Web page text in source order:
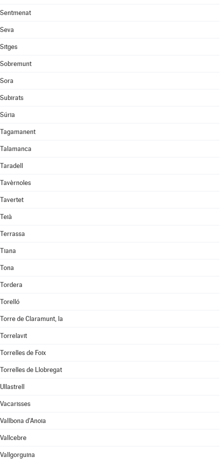
Sentmenat
Seva
Sitges
Sobremunt
Sora
Subirats
Súria
Tagamanent
Talamanca
Taradell
Tavèrnoles
Tavertet
Teià
Terrassa
Tiana
Tona
Tordera
Torelló
Torre de Claramunt, la
Torrelavit
Torrelles de Foix
Torrelles de Llobregat
Ullastrell
Vacarisses
Vallbona d'Anoia
Vallcebre
Vallgorguina